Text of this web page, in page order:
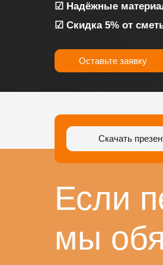
☑ Надёжные
☑ Скидка 5% от
Оставьте заявку
Скачать
Если
мы